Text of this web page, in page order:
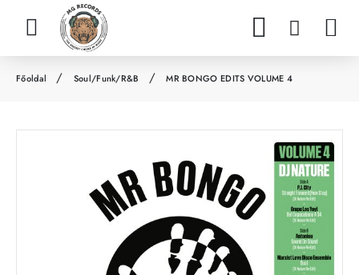
Soul/Funk/R&B MR BONGO EDITS VOLUME 4